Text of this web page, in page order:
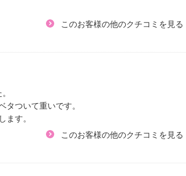
このお客様の他のクチコミを見る
タついて重いです。
ます。
このお客様の他のクチコミを見る